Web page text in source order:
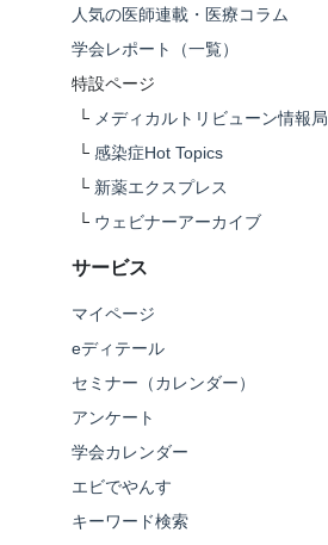
人気の医師連載・医療コラム
学会レポート（一覧）
特設ページ
└ メディカルトリビューン情報局
└ 感染症Hot Topics
└ 新薬エクスプレス
└ ウェビナーアーカイブ
サービス
マイページ
eディテール
セミナー（カレンダー）
アンケート
学会カレンダー
エビでやんす
キーワード検索